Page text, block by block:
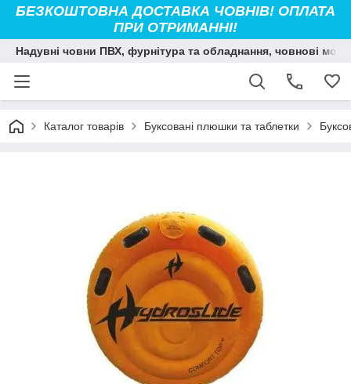
БЕЗКОШТОВНА ДОСТАВКА ЧОВНІВ! ОПЛАТА
ПРИ ОТРИМАННІ!
Надувні човни ПВХ, фурнітура та обладнання, човнові
Каталог товарів Буксовані плюшки та таблетки